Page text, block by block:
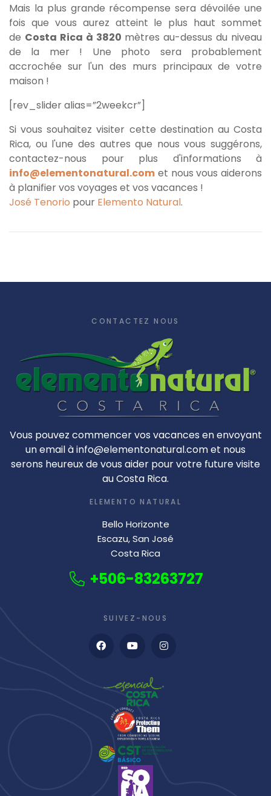
Mais la plus grande récompense sera dévoilée une
fois que vous aurez atteint le plus haut sommet
de Costa Rica à 3820 mètres au-dessus du niveau
de la mer ! Une photo sera probablement
accrochée sur l'un des murs principaux de votre
maison !
[rev_slider alias=”2weekcr”]
Si vous souhaitez visiter cette destination au Costa
Rica, ou l'une des autres que nous vous suggérons,
contactez-nous pour plus d'informations à
info@elementonatural.com et nous vous aiderons
à planifier vos voyages et vos vacances !
José Tenorio pour Elemento Natural.
CONTACTEZ NOUS
Vous pouvez commencer vos vacances en envoyant
un email à info@elementonatural.com et nous
serons heureux de vous aider pour votre future visite
au Costa Rica.
ELEMENTO NATURAL
Bello Horizonte
Escazu, San José
Costa Rica
+506-83263727
SUIVEZ-NOUS